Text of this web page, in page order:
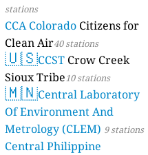
stations
CCA Colorado Citizens for
Clean Air40 stations
🇺🇸CCST Crow Creek
Sioux Tribe10 stations
🇲🇳Central Laboratory
Of Environment And
Metrology (CLEM) 9 stations
Central Philippine